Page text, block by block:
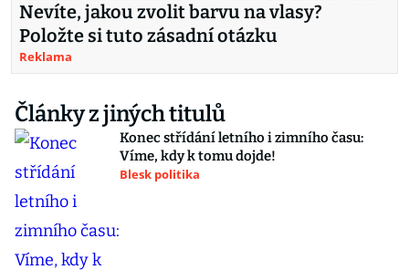
Nevíte, jakou zvolit barvu na vlasy?
Položte si tuto zásadní otázku
Reklama
Články z jiných titulů
Konec střídání letního i zimního času:
Víme, kdy k tomu dojde!
Blesk politika